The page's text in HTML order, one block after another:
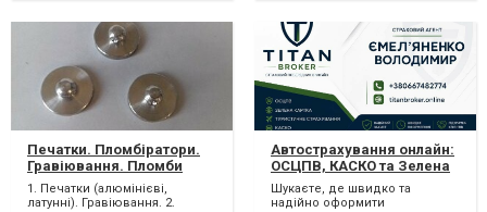
Печатки. Пломбіратори.
Гравіювання. Пломби
свинцеві. Дріт
пломбувальний.
1. Печатки (алюмінієві,
латунні). Гравіювання. 2.
Автострахування онлайн:
ОСЦПВ, КАСКО та Зелена
картка за вигідною ціною
Шукаєте, де швидко та
надійно оформити